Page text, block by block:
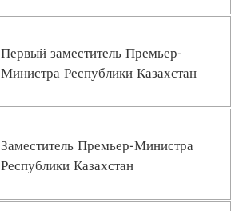
Первый заместитель Премьер-
Министра Республики Казахстан
Заместитель Премьер-Министра
Республики Казахстан